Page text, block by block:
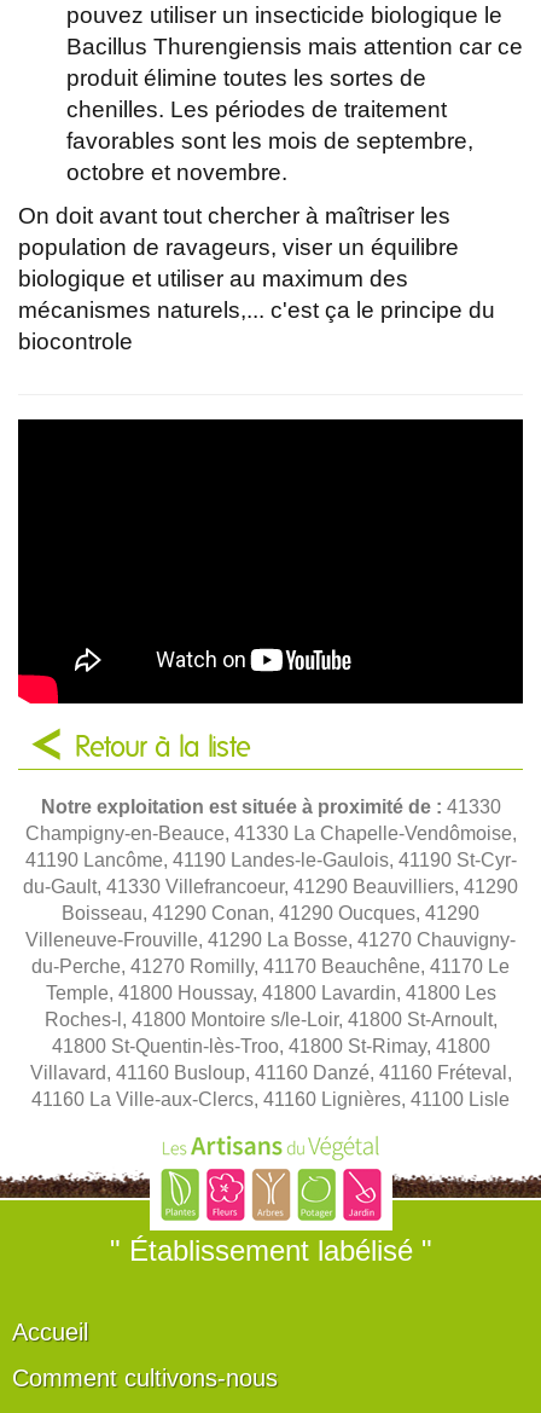
pouvez utiliser un insecticide biologique le
Bacillus Thurengiensis mais attention car ce
produit élimine toutes les sortes de
chenilles. Les périodes de traitement
favorables sont les mois de septembre,
octobre et novembre.
On doit avant tout chercher à maîtriser les
population de ravageurs, viser un équilibre
biologique et utiliser au maximum des
mécanismes naturels,... c'est ça le principe du
biocontrole
Retour à la liste
Notre exploitation est située à proximité de : 41330
Champigny-en-Beauce, 41330 La Chapelle-Vendômoise,
41190 Lancôme, 41190 Landes-le-Gaulois, 41190 St-Cyr-
du-Gault, 41330 Villefrancoeur, 41290 Beauvilliers, 41290
Boisseau, 41290 Conan, 41290 Oucques, 41290
Villeneuve-Frouville, 41290 La Bosse, 41270 Chauvigny-
du-Perche, 41270 Romilly, 41170 Beauchêne, 41170 Le
Temple, 41800 Houssay, 41800 Lavardin, 41800 Les
Roches-l, 41800 Montoire s/le-Loir, 41800 St-Arnoult,
41800 St-Quentin-lès-Troo, 41800 St-Rimay, 41800
Villavard, 41160 Busloup, 41160 Danzé, 41160 Fréteval,
41160 La Ville-aux-Clercs, 41160 Lignières, 41100 Lisle
" Établissement labélisé "
Accueil
Comment cultivons-nous